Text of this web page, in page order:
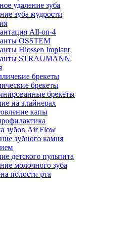
удаление зуба
зуба мудрости
All-on-4
OSSTEM
Hiossen Implant
STRAUMANN
брекеты
брекеты
брекеты
на элайнерах
капы
зубов Air Flow
зубного камня
детского пульпита
молочного зуба
полости рта